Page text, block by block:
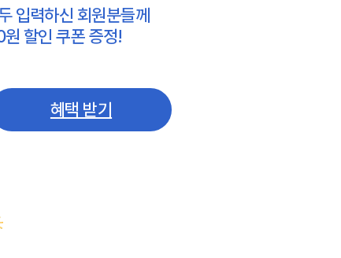
입력하신 회원분들께
할인 쿠폰 증정!
혜택 받기